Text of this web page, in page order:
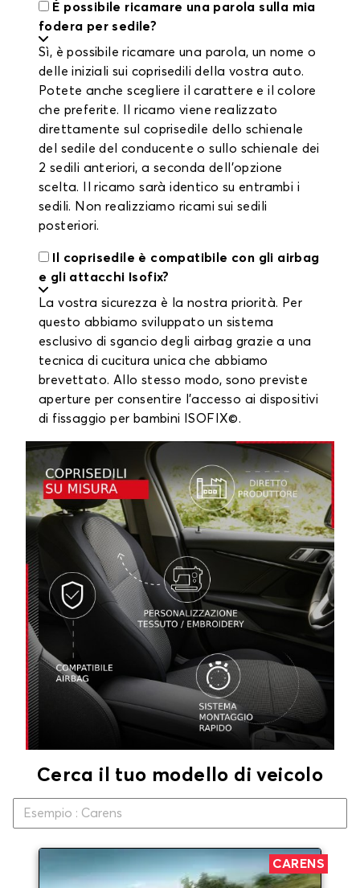
È possibile ricamare una parola sulla mia
fodera per sedile?
Sì, è possibile ricamare una parola, un nome o
delle iniziali sui coprisedili della vostra auto.
Potete anche scegliere il carattere e il colore
che preferite. Il ricamo viene realizzato
direttamente sul coprisedile dello schienale
del sedile del conducente o sullo schienale dei
2 sedili anteriori, a seconda dell'opzione
scelta. Il ricamo sarà identico su entrambi i
sedili. Non realizziamo ricami sui sedili
posteriori.
Il coprisedile è compatibile con gli airbag
e gli attacchi Isofix?
La vostra sicurezza è la nostra priorità. Per
questo abbiamo sviluppato un sistema
esclusivo di sgancio degli airbag grazie a una
tecnica di cucitura unica che abbiamo
brevettato. Allo stesso modo, sono previste
aperture per consentire l'accesso ai dispositivi
di fissaggio per bambini ISOFIX©.
Cerca il tuo modello di veicolo
CARENS